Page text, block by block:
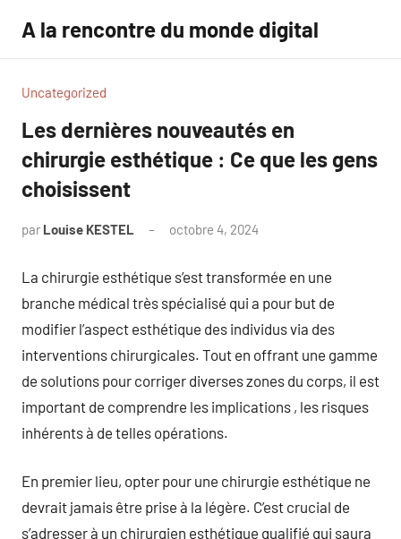
contenu
A la rencontre du monde digital
Uncategorized
Les dernières nouveautés en
chirurgie esthétique : Ce que les gens
choisissent
par Louise KESTEL octobre 4, 2024
La chirurgie esthétique s’est transformée en une
branche médical très spécialisé qui a pour but de
modifier l’aspect esthétique des individus via des
interventions chirurgicales. Tout en offrant une gamme
de solutions pour corriger diverses zones du corps, il est
important de comprendre les implications , les risques
inhérents à de telles opérations.
En premier lieu, opter pour une chirurgie esthétique ne
devrait jamais être prise à la légère. C’est crucial de
s’adresser à un chirurgien esthétique qualifié qui saura